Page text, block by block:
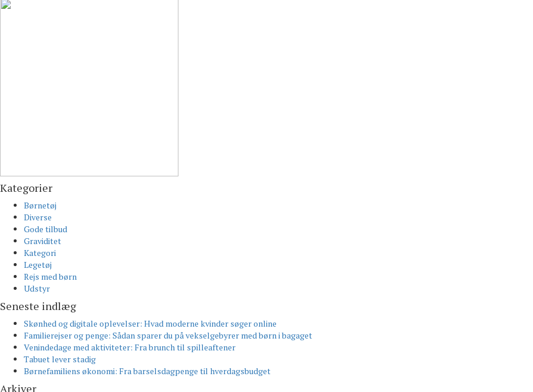
Kategorier
Børnetøj
Diverse
Gode tilbud
Graviditet
Kategori
Legetøj
Rejs med børn
Udstyr
Seneste indlæg
Skønhed og digitale oplevelser: Hvad moderne kvinder søger online
Familierejser og penge: Sådan sparer du på vekselgebyrer med børn i bagaget
Venindedage med aktiviteter: Fra brunch til spilleaftener
Tabuet lever stadig
Børnefamiliens økonomi: Fra barselsdagpenge til hverdagsbudget
Arkiver